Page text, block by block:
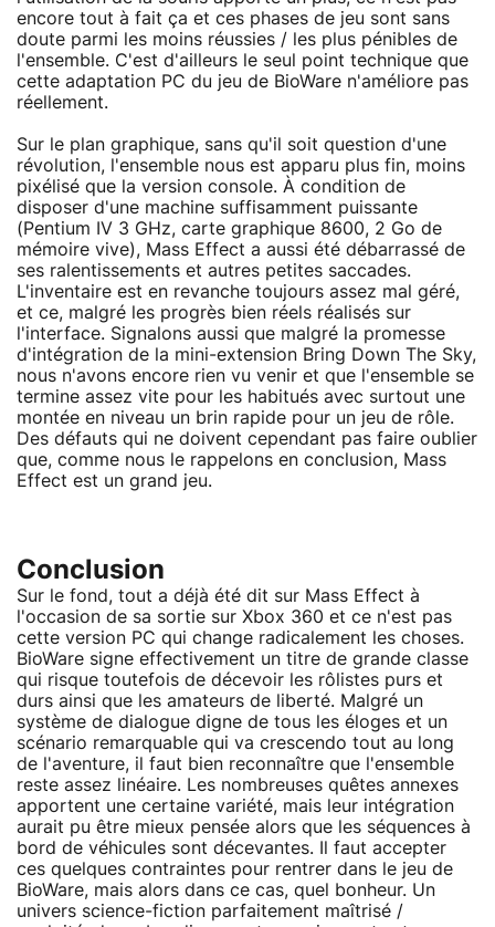
encore tout à fait ça et ces phases de jeu sont sans
doute parmi les moins réussies / les plus pénibles de
l'ensemble. C'est d'ailleurs le seul point technique que
cette adaptation PC du jeu de BioWare n'améliore pas
réellement.
Sur le plan graphique, sans qu'il soit question d'une
révolution, l'ensemble nous est apparu plus fin, moins
pixélisé que la version console. À condition de
disposer d'une machine suffisamment puissante
(Pentium IV 3 GHz, carte graphique 8600, 2 Go de
mémoire vive), Mass Effect a aussi été débarrassé de
ses ralentissements et autres petites saccades.
L'inventaire est en revanche toujours assez mal géré,
et ce, malgré les progrès bien réels réalisés sur
l'interface. Signalons aussi que malgré la promesse
d'intégration de la mini-extension Bring Down The Sky,
nous n'avons encore rien vu venir et que l'ensemble se
termine assez vite pour les habitués avec surtout une
montée en niveau un brin rapide pour un jeu de rôle.
Des défauts qui ne doivent cependant pas faire oublier
que, comme nous le rappelons en conclusion, Mass
Effect est un grand jeu.
Conclusion
Sur le fond, tout a déjà été dit sur Mass Effect à
l'occasion de sa sortie sur Xbox 360 et ce n'est pas
cette version PC qui change radicalement les choses.
BioWare signe effectivement un titre de grande classe
qui risque toutefois de décevoir les rôlistes purs et
durs ainsi que les amateurs de liberté. Malgré un
système de dialogue digne de tous les éloges et un
scénario remarquable qui va crescendo tout au long
de l'aventure, il faut bien reconnaître que l'ensemble
reste assez linéaire. Les nombreuses quêtes annexes
apportent une certaine variété, mais leur intégration
aurait pu être mieux pensée alors que les séquences à
bord de véhicules sont décevantes. Il faut accepter
ces quelques contraintes pour rentrer dans le jeu de
BioWare, mais alors dans ce cas, quel bonheur. Un
univers science-fiction parfaitement maîtrisé /